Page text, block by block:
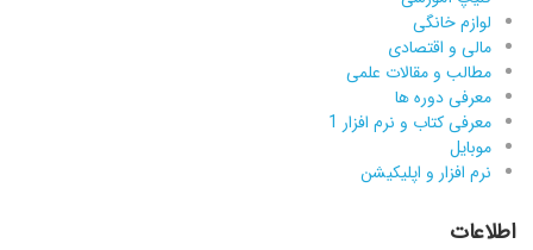
لوازم خانگی
مالی و اقتصادی
مطالب و مقالات علمی
معرفی دوره ها
معرفی کتاب و نرم افزار 1
موبایل
نرم افزار و اپلیکیشن
اطلاعات